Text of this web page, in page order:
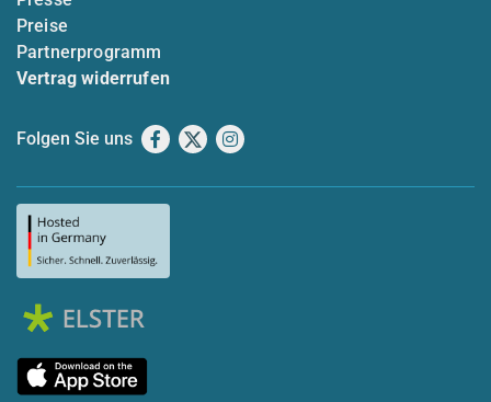
Preise
Partnerprogramm
Vertrag widerrufen
Folgen Sie uns Facebook
X Instagram